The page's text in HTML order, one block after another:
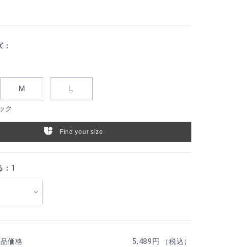
M L
ク
Find your size
1
価格 5,489円 （税込）